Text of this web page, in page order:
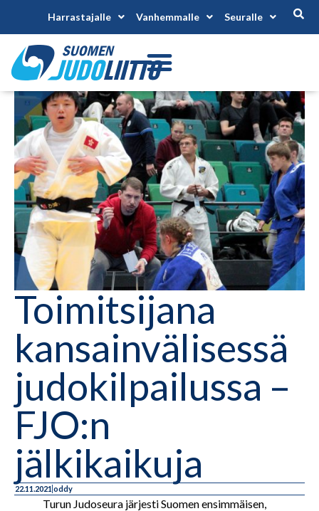
Harrastajalle Vanhemmalle Seuralle
Toimitsijana
kansainvälisessä
judokilpailussa –
FJO:n
jälkikaikuja
22.11.2021 oddy
Turun Judoseura järjesti Suomen ensimmäisen,